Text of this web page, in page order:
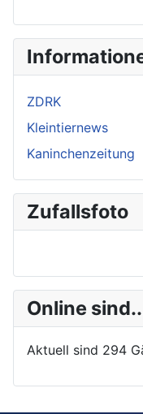
ZDRK
Kleintiernews
Kaninchenzeitung
Zufallsfoto
Online
Aktuell sind 294